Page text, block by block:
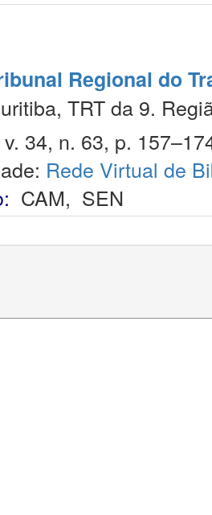
Regional do
TRT da 9.
34, n. 63, p.
Rede Virtual de
CAM, SEN